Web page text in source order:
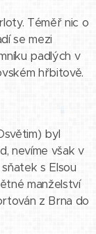
Téměř nic o
se mezi
padlých v
hřbitově.
byl
nevíme však v
s Elsou
manželství
z Brna do